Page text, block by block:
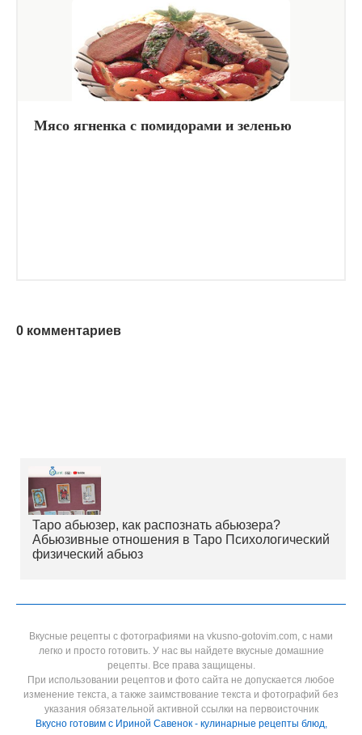
Мясо ягненка с помидорами и зеленью
0 комментариев
Таро абьюзер, как распознать абьюзера?
Абьюзивные отношения в Таро Психологический
физический абьюз
Вкусные рецепты с фотографиями на vkusno-gotovim.com, с нами
легко и просто готовить. У нас вы найдете вкусные домашние
рецепты. Все права защищены.
При использовании рецептов и фото сайта не допускается любое
изменение текста, а также заимствование текста и фотографий без
указания обязательной активной ссылки на первоисточник
Вкусно готовим с Ириной Савенок - кулинарные рецепты блюд,